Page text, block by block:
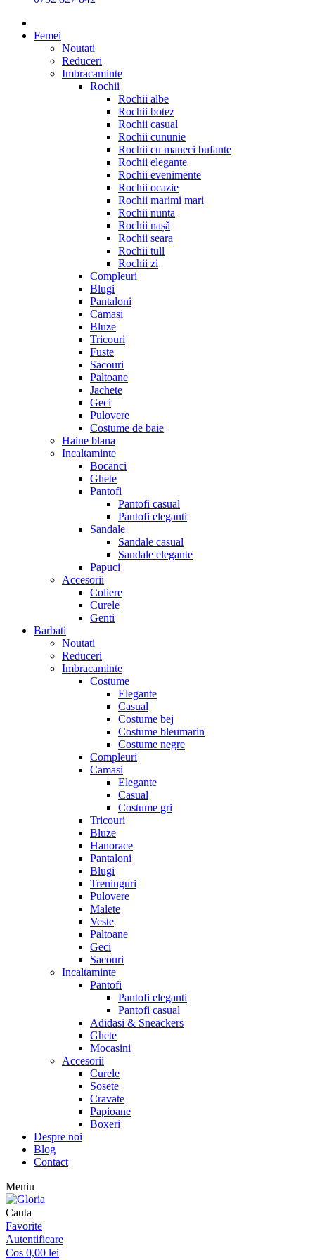
Femei
Noutati
Reduceri
Imbracaminte
Rochii
Rochii albe
Rochii botez
Rochii casual
Rochii cununie
Rochii cu maneci bufante
Rochii elegante
Rochii evenimente
Rochii ocazie
Rochii marimi mari
Rochii nunta
Rochii nașă
Rochii seara
Rochii tull
Rochii zi
Compleuri
Blugi
Pantaloni
Camasi
Bluze
Tricouri
Fuste
Sacouri
Paltoane
Jachete
Geci
Pulovere
Costume de baie
Haine blana
Incaltaminte
Bocanci
Ghete
Pantofi
Pantofi casual
Pantofi eleganti
Sandale
Sandale casual
Sandale elegante
Papuci
Accesorii
Coliere
Curele
Genti
Barbati
Noutati
Reduceri
Imbracaminte
Costume
Elegante
Casual
Costume bej
Costume bleumarin
Costume negre
Compleuri
Camasi
Elegante
Casual
Costume gri
Tricouri
Bluze
Hanorace
Pantaloni
Blugi
Treninguri
Pulovere
Malete
Veste
Paltoane
Geci
Sacouri
Incaltaminte
Pantofi
Pantofi eleganti
Pantofi casual
Adidasi & Sneackers
Ghete
Mocasini
Accesorii
Curele
Sosete
Cravate
Papioane
Boxeri
Despre noi
Blog
Contact
Meniu
Cauta
Favorite
Autentificare
Cos 0,00 lei